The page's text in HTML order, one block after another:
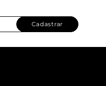
Cadastrar